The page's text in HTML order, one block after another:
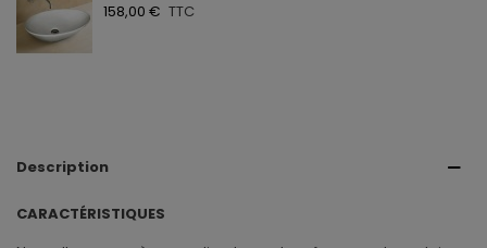
158,00 € TTC
Description
CARACTÉRISTIQUES